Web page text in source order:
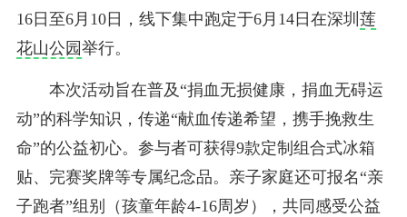
16日至6月10日，线下集中跑定于6月14日在深圳 莲
花山公园举行。
本次活动旨在普及“捐血无损健康，捐血无碍运
动”的科学知识，传递“献血传递希望，携手挽救生
命”的公益初心。参与者可获得9款定制组合式冰箱
贴、完赛奖牌等专属纪念品。亲子家庭还可报名“亲
子跑者”组别（孩童年龄4-16周岁），共同感受公益